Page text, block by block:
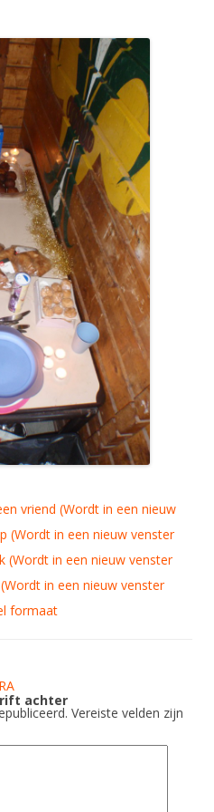
vriend (Wordt in een nieuw
(Wordt in een nieuw venster
(Wordt in een nieuw venster
in een nieuw venster
formaat
achter
Vereiste velden zijn